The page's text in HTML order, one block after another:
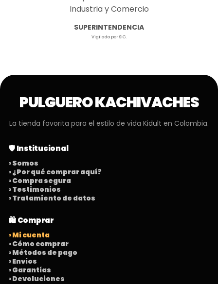
SUPERINTENDENCIA
Vigilado por SIC.
PULGUERO KACHIVACHES
La tienda favorita para el estilo de vida Kidult en Colombia.
🛡️ Institucional
› Somos
› ¿Por qué comprar aquí?
› Compra segura
› Testimonios
› Tratamiento de datos
🛍️ Comprar
› Mi cuenta
› Cómo comprar
› Métodos de pago
› Envíos
› Garantías
› Devoluciones